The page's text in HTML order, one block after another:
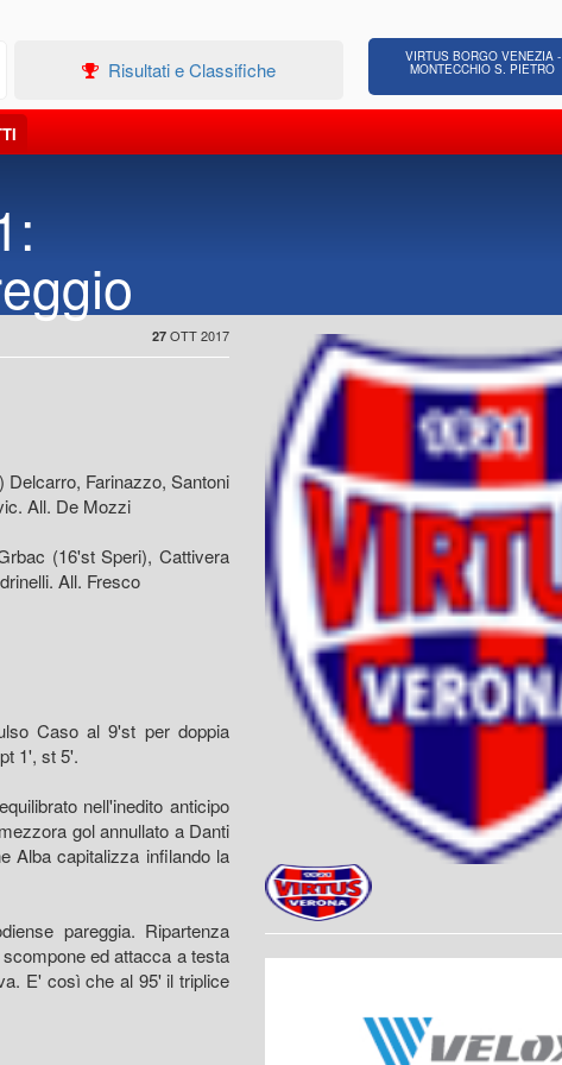
Edilizia Residenziale, Opere pubbliche,
Progettazione Strade, Opere idrauliche, Bonifica
Risultati e Classifiche
VIRTUS BORGO VENEZIA -
MONTECCHIO S. PIETRO
27 OTT 2017
Farinazzo, Santoni
All. De Mozzi
(16'st Speri), Cattivera
All. Fresco
Caso al 9'st per doppia
1', st 5'.
nell'inedito anticipo
gol annullato a Danti
Alba capitalizza infilando la
pareggia. Ripartenza
ed attacca a testa
E' così che al 95' il triplice